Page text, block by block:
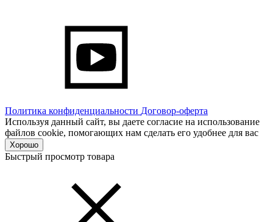
Политика конфиденциальности Договор-оферта
Используя данный сайт, вы даете согласие на использование
файлов cookie, помогающих нам сделать его удобнее для вас
Хорошо
Быстрый просмотр товара